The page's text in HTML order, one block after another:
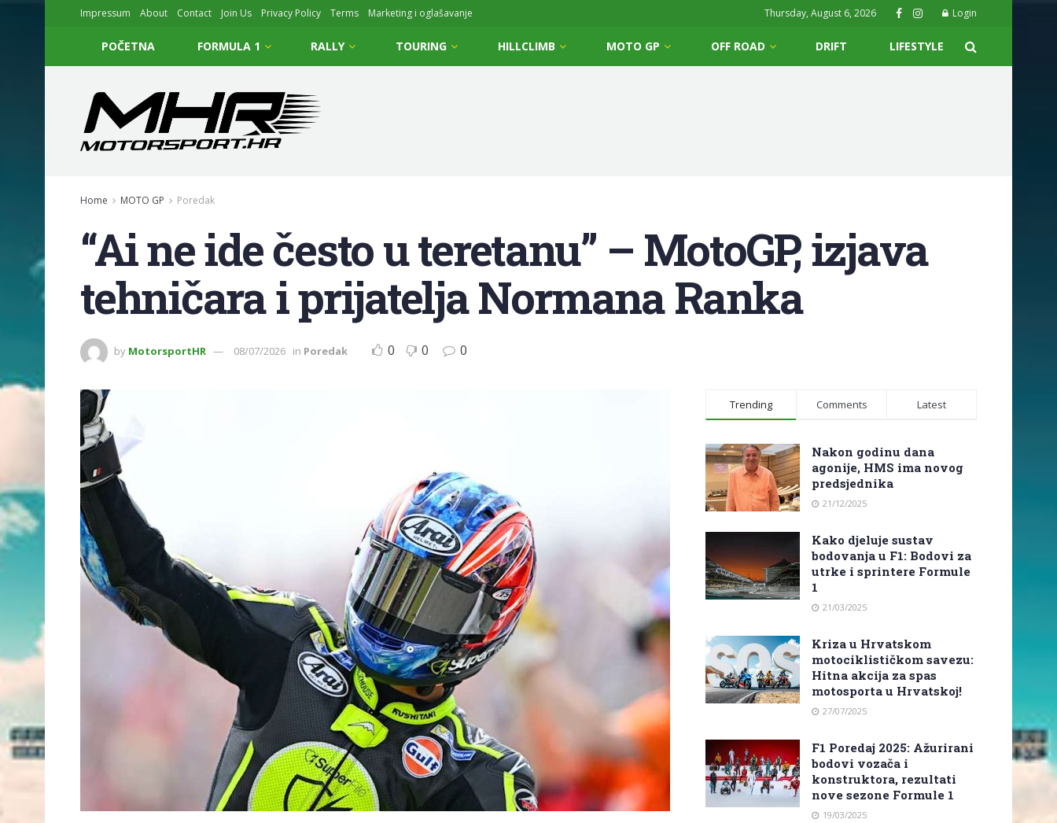
Impressum About Contact Join Us Privacy Policy Terms Marketing i oglašavanje Thursday, August 6, 2026 Login
POČETNA FORMULA 1 RALLY TOURING HILLCLIMB MOTO GP OFF ROAD DRIFT LIFESTYLE
Home MOTO GP Poredak
“Ai ne ide često u teretanu” – MotoGP, izjava
tehničara i prijatelja Normana Ranka
by MotorsportHR 08/07/2026 in Poredak 0 0 0
Trending Comments Latest
Nakon godinu dana
agonije, HMS ima novog
predsjednika
21/12/2025
Kako djeluje sustav
bodovanja u F1: Bodovi za
utrke i sprintere Formule
1
21/03/2025
Kriza u Hrvatskom
motociklističkom savezu:
Hitna akcija za spas
motosporta u Hrvatskoj!
27/07/2025
F1 Poredaj 2025: Ažurirani
bodovi vozača i
konstruktora, rezultati
nove sezone Formule 1
19/03/2025